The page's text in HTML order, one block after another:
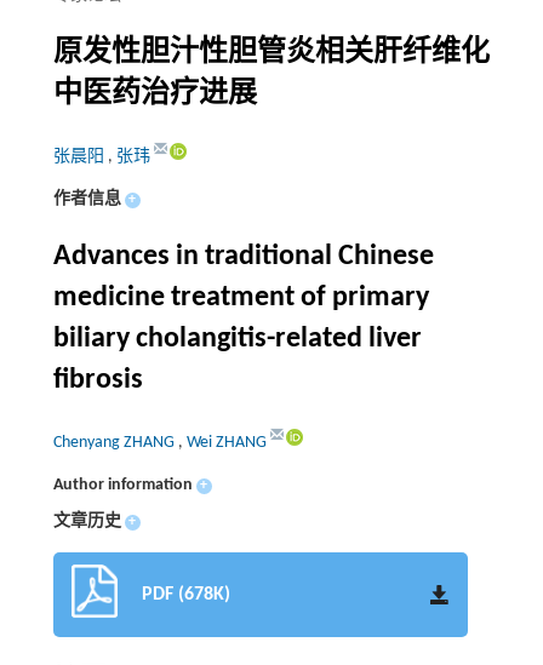
原发性胆汁性胆管炎相关肝纤维化
中医药治疗进展
张晨阳 , 张玮
作者信息 +
Advances in traditional Chinese
medicine treatment of primary
biliary cholangitis-related liver
fibrosis
Chenyang ZHANG , Wei ZHANG
Author information +
文章历史 +
PDF (678K)